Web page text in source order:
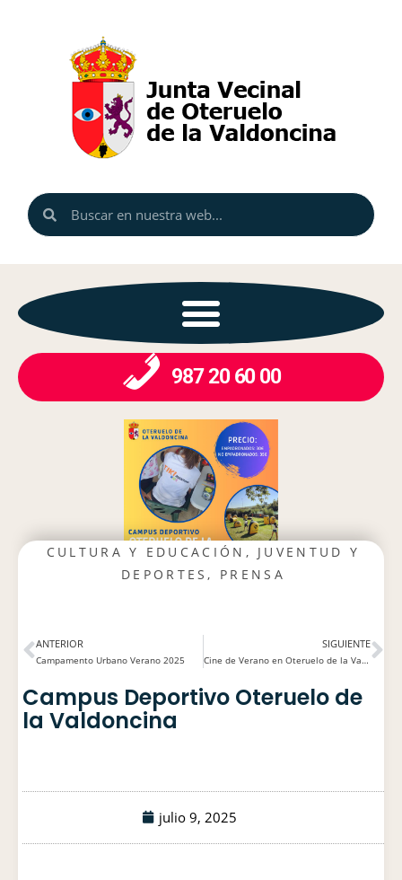
987 20 60 00
CULTURA Y EDUCACIÓN , JUVENTUD Y
DEPORTES, PRENSA
ANTERIOR
Campamento Urbano Verano 2025
SIGUIENTE
Cine de Verano en Oteruelo de la Valdoncina
Campus Deportivo Oteruelo de
la Valdoncina
julio 9, 2025